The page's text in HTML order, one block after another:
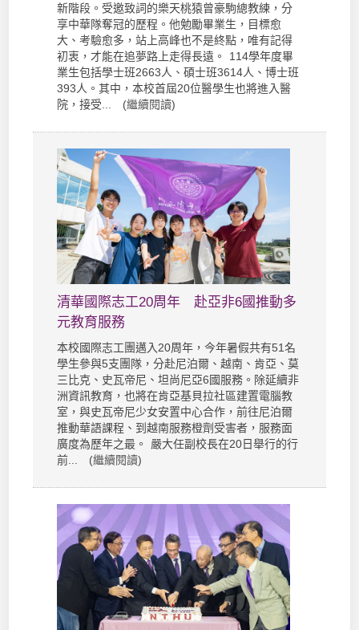
新階段。受邀致詞的樂天桃猿曾豪駒總教練，分
享中華隊奪冠的歷程。他勉勵畢業生，目標愈
大、考驗愈多，站上高峰也不是終點，唯有記得
初衷，才能在追夢路上走得長遠。 114學年度畢
業生包括學士班2663人、碩士班3614人、博士班
393人。其中，本校首屆20位醫學生也將進入醫
院，接受... (繼續閱讀)
清華國際志工20周年 赴亞非6國推動多
元教育服務
本校國際志工團邁入20周年，今年暑假共有51名
學生參與5支團隊，分赴尼泊爾、越南、肯亞、莫
三比克、史瓦帝尼、坦尚尼亞6國服務。除延續非
洲資訊教育，也將在肯亞基貝拉社區建置電腦教
室，與史瓦帝尼少女安置中心合作，前往尼泊爾
推動華語課程、到越南服務橙劑受害者，服務面
廣度為歷年之最。 嚴大任副校長在20日舉行的行
前... (繼續閱讀)